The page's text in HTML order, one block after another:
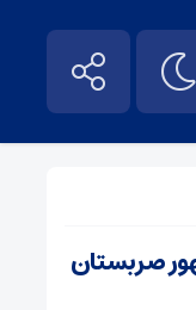
صربستان